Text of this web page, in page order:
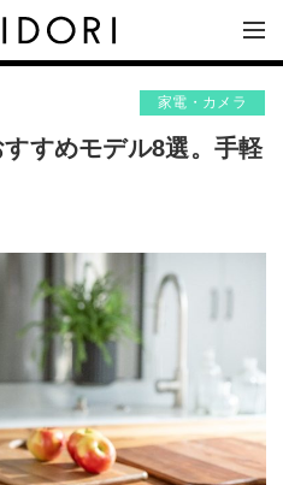
家電・カメラ
すめモデル8選。手軽